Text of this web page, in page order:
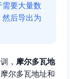
要大量数
后导出为
， 摩尔多瓦地
尔多瓦地址和